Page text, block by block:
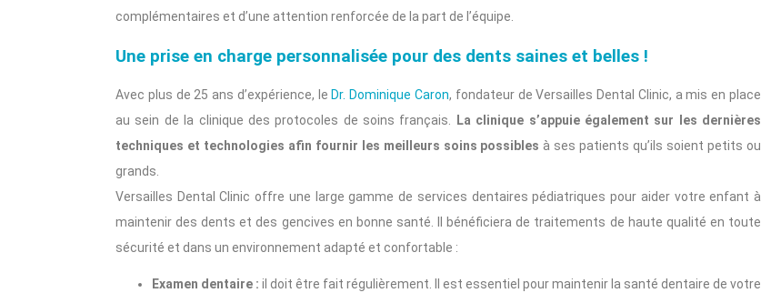
complémentaires et d’une attention renforcée de la part de l’équipe.
Une prise en charge personnalisée pour des dents saines et belles !
Avec plus de 25 ans d’expérience, le Dr. Dominique Caron, fondateur de Versailles Dental Clinic, a mis en place
au sein de la clinique des protocoles de soins français.
La clinique s’appuie également sur les dernières
techniques et technologies afin fournir les meilleurs soins possibles à ses patients qu’ils soient petits ou
grands.
Versailles Dental Clinic offre une large gamme de services dentaires pédiatriques pour aider votre enfant à
maintenir des dents et des gencives en bonne santé. Il bénéficiera de traitements de haute qualité en toute
sécurité et dans un environnement adapté et confortable :
Examen dentaire : il doit être fait régulièrement. Il est essentiel pour maintenir la santé dentaire de votre